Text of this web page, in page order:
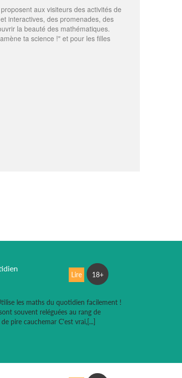
aux visiteurs des activités de
interactives, des promenades, des
la beauté des mathématiques.
ta science !" et pour les filles
les maths du quotidien facilement !
souvent reléguées au rang de
pire cauchemar C'est vrai,[...]
Lire 18+